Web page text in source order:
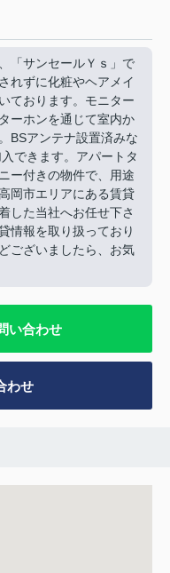
「サンセールＹｓ」で
れずに化粧やヘアメイ
ております。モニター
ーホンを通じて室内か
BSアンテナ設置済みな
できます。アパートタ
ー付きの物件で、用途
岡市エリアにある賃貸
した当社へお任せ下さ
情報を取り扱っており
ございましたら、お気
い合わせ
わせ